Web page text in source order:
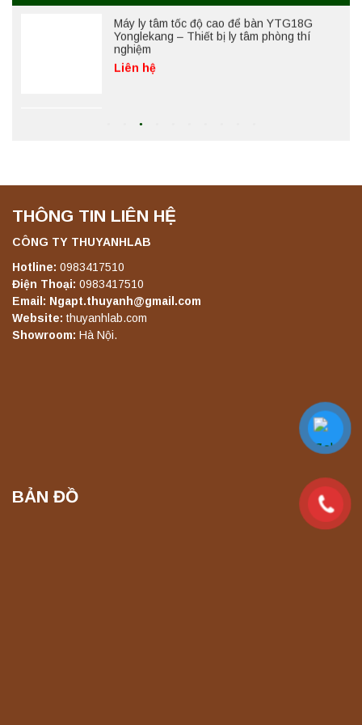
Máy lắc đứng YKD-04 Yonglekang – Thiết bị
lắc chiết mẫu phòng thí nghiệm
Liên hệ
lắc chiết mẫu phòng thí nghiệm
Liên hệ
Máy lắc đứng YKD-10 Yonglekang – Thiết bị
lắc chiết mẫu phòng thí nghiệm
Máy chưng cất tự động YDL-06 Yonglekang
chính hãng – Thiết bị chưng cất mẫu nước
Máy chưng cất tự động YDL-08 Yonglekang
chính hãng – Thiết bị chưng cất mẫu nước
THÔNG TIN LIÊN HỆ
CÔNG TY THUYANHLAB
Hotline: 0983417510
Điện Thoại: 0983417510
Email: Ngapt.thuyanh@gmail.com
Website: thuyanhlab.com
Showroom: Hà Nội.
BẢN ĐỒ